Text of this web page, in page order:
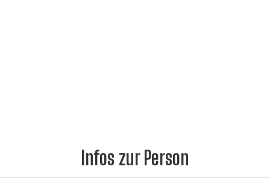
Infos zur Person